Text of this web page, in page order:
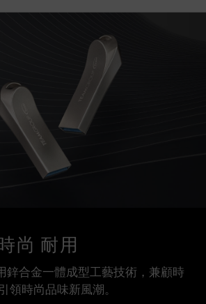
尚 耐用
鋅合金一體成型工藝技術，兼顧時
領時尚品味新風潮。